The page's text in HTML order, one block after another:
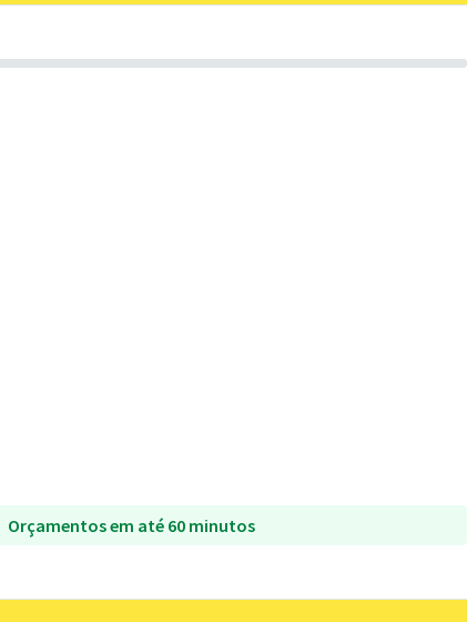
Orçamentos em até 60 minutos